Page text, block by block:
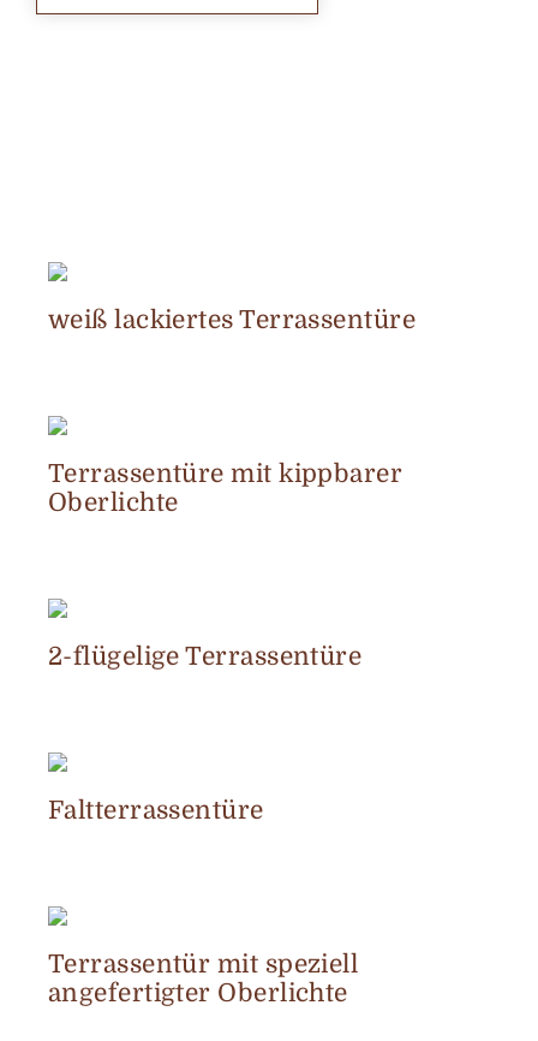
weiß lackiertes Terrassentüre
Terrassentüre mit kippbarer
Oberlichte
2-flügelige Terrassentüre
Faltterrassentüre
Terrassentür mit speziell
angefertigter Oberlichte